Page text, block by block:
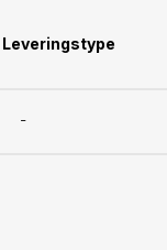
Leveringstype
-